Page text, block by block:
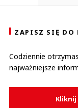
ZAPISZ SIĘ DO
Codziennie
najważniejsze